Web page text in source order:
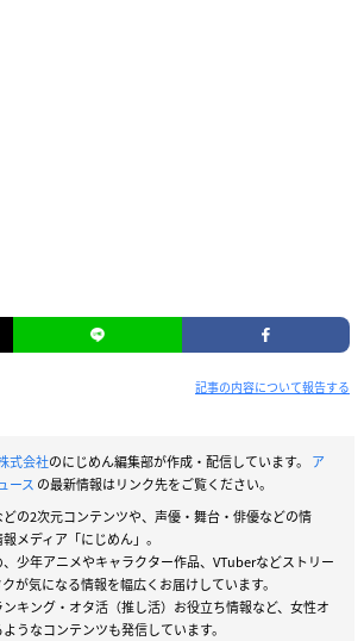
記事の内容について報告する
式会社のにじめん編集部が作成・配信しています。 ア
ース の最新情報はリンク先をご覧ください。
の2次元コンテンツや、声優・舞台・俳優などの情
メディア「にじめん」。
少年アニメやキャラクター作品、VTuberなどストリー
が気になる情報を幅広くお届けしています。
キング・オタ活（推し活）お役立ち情報など、女性オ
うなコンテンツも発信しています。